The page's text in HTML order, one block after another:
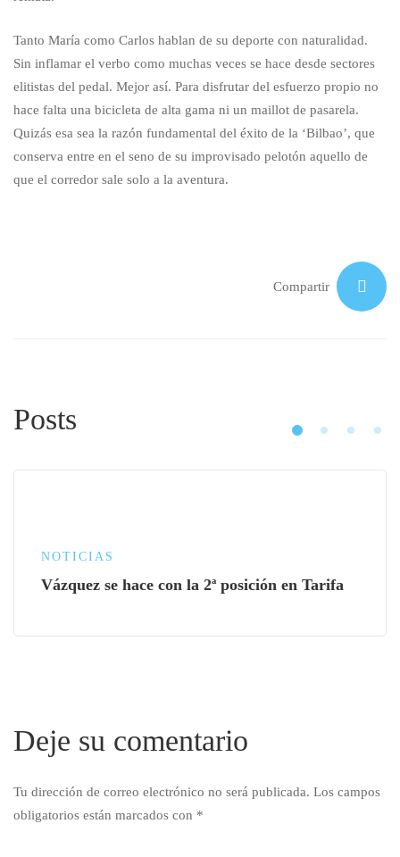
Tanto María como Carlos hablan de su deporte con naturalidad.
Sin inflamar el verbo como muchas veces se hace desde sectores
elitistas del pedal. Mejor así. Para disfrutar del esfuerzo propio no
hace falta una bicicleta de alta gama ni un maillot de pasarela.
Quizás esa sea la razón fundamental del éxito de la ‘Bilbao’, que
conserva entre en el seno de su improvisado pelotón aquello de
que el corredor sale solo a la aventura.
Compartir
Posts
NOTICIAS
Vázquez se hace con la 2ª posición en Tarifa
Deje su comentario
Tu dirección de correo electrónico no será publicada. Los campos
obligatorios están marcados con *